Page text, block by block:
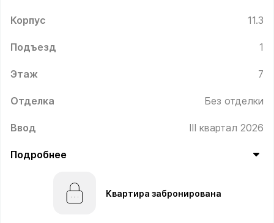
Корпус 11.3
Подъезд 1
Этаж 7
Отделка Без отделки
Ввод III квартал 2026
Подробнее
Квартира забронирована